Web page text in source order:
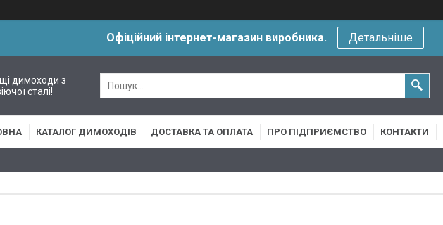
Офіційний інтернет-магазин виробника. Детальніше
димоходи з
сталі!
КАТАЛОГ ДИМОХОДІВ ДОСТАВКА ТА ОПЛАТА ПРО ПІДПРИЄМСТВО КОНТАКТИ